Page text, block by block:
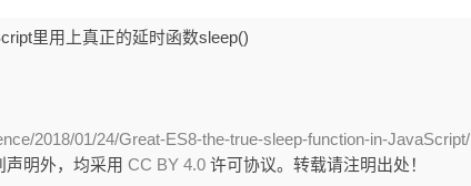
里用上真正的延时函数sleep()
2018/01/24/Great-ES8-the-true-sleep-function-in-JavaScript/
声明外，均采用CC BY 4.0 许可协议。转载请注明出处！